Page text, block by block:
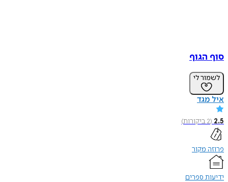
סוף הגוף
לשמור לי
איל מגד
2.5
(
2ביקורות)
פרוזה מקור
ידיעות ספרים